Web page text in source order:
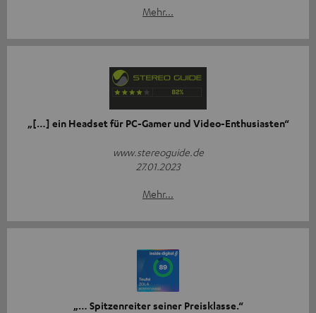
Mehr...
„[…] ein Headset für PC-Gamer und Video-Enthusiasten“
www.stereoguide.de
27.01.2023
Mehr...
„… Spitzenreiter seiner Preisklasse.“